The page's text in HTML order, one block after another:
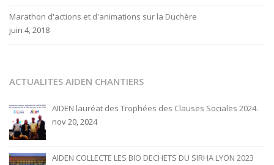
Marathon d'actions et d'animations sur la Duchère
juin 4, 2018
ACTUALITES AIDEN CHANTIERS
AIDEN lauréat des Trophées des Clauses Sociales 2024.
nov 20, 2024
AIDEN COLLECTE LES BIO DECHETS DU SIRHA LYON 2023